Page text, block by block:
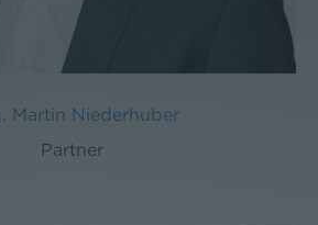
Martin Niederhuber
Partner